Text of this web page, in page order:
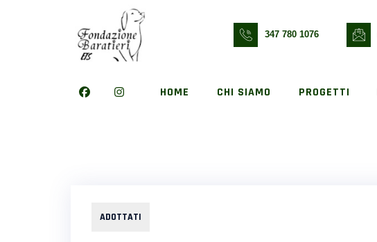
347 780 1076
HOME CHI SIAMO PROGETTI
ADOTTATI